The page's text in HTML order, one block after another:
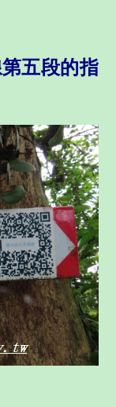
五段的指